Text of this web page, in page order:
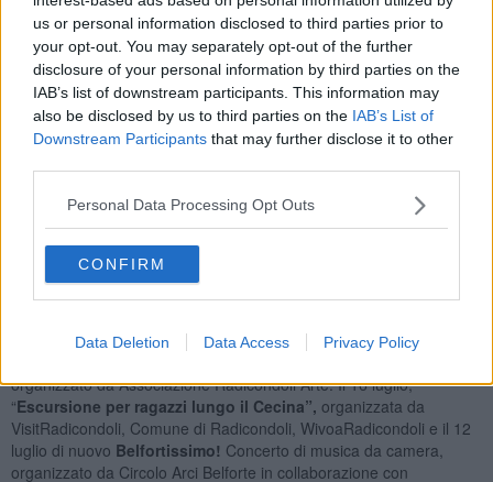
us or personal information disclosed to third parties prior to
your opt-out. You may separately opt-out of the further
disclosure of your personal information by third parties on the
IAB’s list of downstream participants. This information may
also be disclosed by us to third parties on the IAB’s List of
Downstream Participants that may further disclose it to other
Personal Data Processing Opt Outs
CONFIRM
Data Deletion Data Access Privacy Policy
Un calendario ricco capace di parlare a pubblici diversi. Si
inizia sabato 13 maggio 2023con I giardini del Cuore,alle 11:30 e si
va avanti fino a domenica 14 maggio. Dopo l’iniziativa del 21
maggio, il 26, 27 e 28 maggio sarà dedicato al “Maestro Luciano
Berio”nell’evento organizzato da Centro Studi Luciano Berio con il
contributo del Comune di Radicondoli. A inizio giugno, il secondo
fine settimana, “ La Festa dei Ragazzi” in collaborazione con
VisitRadicondoli, Comune di Radicondoli, WivoaRadicondoli. Il 28
giugno,Belfortissimo!,concerto di musica da camera, organizzato
da Circolo Arci Belforte. Dal 23 al 25 giugno torna la grande “
di San Giovanni” a cura di Associazione ProLoco APS
Radicondoli, dal 30 giugno al 2 lugliola “Festa tra le Mura”
Gilli, Mostra Festival”
presso la Sala Mostre «Sergio Pacini». Dal
organizzato da Associazione Radicondoli Arte. Il 16 luglio,
“Escursione per ragazzi lungo il Cecina”, organizzata da
VisitRadicondoli, Comune di Radicondoli, WivoaRadicondoli e il 12
luglio di nuovo Belfortissimo! Concerto di musica da camera,
organizzato da Circolo Arci Belforte in collaborazione con